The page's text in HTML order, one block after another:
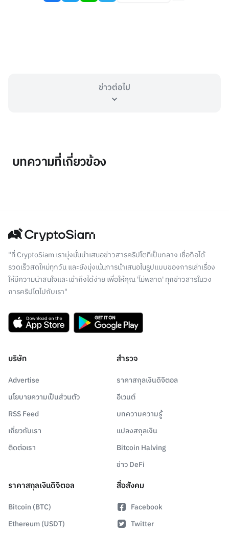
ข่าวต่อไป
บทความที่เกี่ยวข้อง
"ที่ CryptoSiam เรามุ่งมั่นนำเสนอข่าวสารคริปโตที่เป็นกลาง เชื่อถือได้
รวดเร็วสดใหม่ทุกวัน และยังมุ่งเน้นการนำเสนอในรูปแบบของการเล่าเรื่อง
ให้มีความน่าสนใจและเข้าถึงได้ง่าย เพื่อให้คุณ 'ไม่พลาด' ทุกข่าวสารในวง
การคริปโตไปกับเรา"
บริษัท
Advertise
นโยบายความเป็นส่วนตัว
RSS Feed
เกี่ยวกับเรา
ติดต่อเรา
สำรวจ
ราคาสกุลเงินดิจิตอล
อีเวนต์
บทความความรู้
แปลงสกุลเงิน
Bitcoin Halving
ข่าว DeFi
ราคาสกุลเงินดิจิตอล
Bitcoin (BTC)
Ethereum (USDT)
สื่อสังคม
Facebook
Twitter